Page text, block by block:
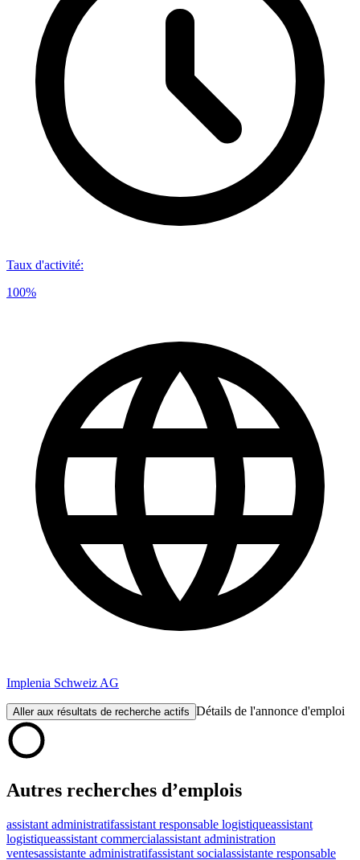
Taux d'activité:
100%
Implenia Schweiz AG
Aller aux résultats de recherche actifs Détails de l'annonce d'emploi
Autres recherches d’emplois
assistant administratifassistant responsable logistiqueassistant
logistiqueassistant commercialassistant administration
ventesassistante administratifassistant socialassistante responsable